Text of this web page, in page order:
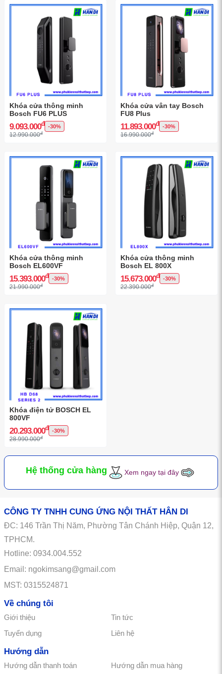
Khóa cửa thông minh
Bosch FU6 PLUS
9.093.000đ -30%
12.990.000đ
Khóa cửa vân tay Bosch
FU8 Plus
11.893.000đ -30%
16.990.000đ
Khóa cửa thông minh
Bosch EL600VF
15.393.000đ -30%
21.990.000đ
Khóa cửa thông minh
Bosch EL 800X
15.673.000đ -30%
22.390.000đ
Khóa điện tử BOSCH EL
800VF
20.293.000đ -30%
28.990.000đ
Hệ thống cửa hàng Xem ngay tại đây
CÔNG TY TNHH CUNG ỨNG NỘI THẤT HÂN DI
ĐC: 146 Trần Thị Năm, Phường Tân Chánh Hiệp, Quận 12,
TPHCM.
Hotline: 0934.004.552
Email: ngokimsang@gmail.com
MST: 0315524871
Về chúng tôi
Giới thiệu
Tin tức
Tuyển dụng
Liên hệ
Hướng dẫn
Hướng dẫn thanh toán Hướng dẫn mua hàng